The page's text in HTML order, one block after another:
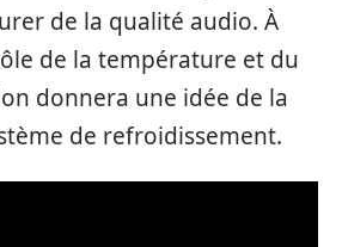
de la qualité audio. À
de la température et du
donnera une idée de la
de refroidissement.